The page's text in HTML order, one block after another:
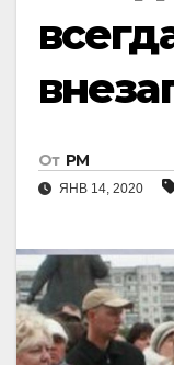
От РМ
ЯНВ 14, 2020